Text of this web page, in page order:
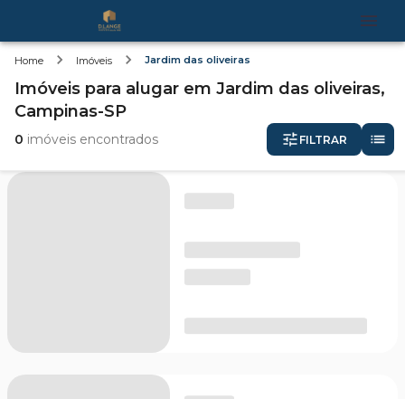
Home Imóveis Jardim das oliveiras
Imóveis para alugar em Jardim das oliveiras,
Campinas-SP
0 imóveis encontrados FILTRAR